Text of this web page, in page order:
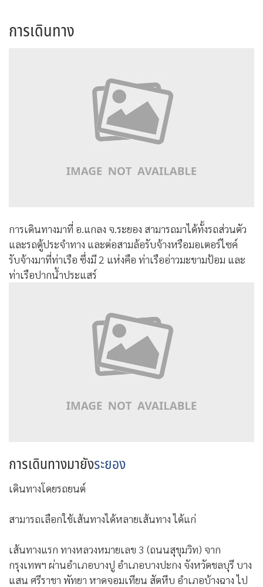
การเดินทาง
การเดินทางมาที่ อ.แกลง จ.ระยอง สามารถมาได้ทั้งรถส่วนตัว
และรถตู้ประจำทาง และต่อสามล้อรับจ้างหรือมอเตอร์ไซค์
รับจ้างมาที่ท่าเรือ ซึ่งมี 2 แห่งคือ ท่าเรืออ่าวมะขามป้อม และ
ท่าเรือปากน้ำประแสร์
การเดินทางมายังระยอง
เดินทางโดยรถยนต์
สามารถเลือกใช้เส้นทางได้หลายเส้นทาง ได้แก่
เส้นทางแรก ทางหลวงหมายเลข 3 (ถนนสุขุมวิท) จาก
กรุงเทพฯ ผ่านอำเภอบางปู อำเภอบางปะกง จังหวัดชลบุรี บาง
แสน ศรีราชา พัทยา หาดจอมเทียน สัตหีบ อำเภอบ้างฉาง ไป